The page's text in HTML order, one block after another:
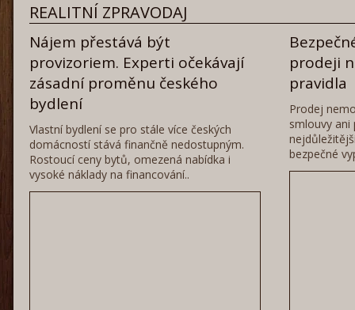
REALITNÍ ZPRAVODAJ
Nájem přestává být
provizoriem. Experti očekávají
zásadní proměnu českého
bydlení
Vlastní bydlení se pro stále více českých
domácností stává finančně nedostupným.
Rostoucí ceny bytů, omezená nabídka i
vysoké náklady na financování..
prodeji
pravidla
Prodej
smlouvy ani
bezpečné